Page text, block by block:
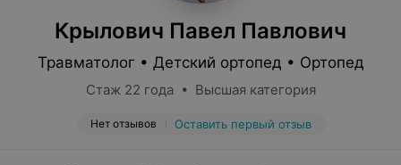
Крылович Павел Павлович
Травматолог • Детский ортопед • Ортопед
Стаж 22 года • Высшая категория
Нет отзывов Оставить первый отзыв